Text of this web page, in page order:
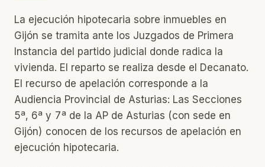
La ejecución hipotecaria sobre inmuebles en
Gijón se tramita ante los Juzgados de Primera
Instancia del partido judicial donde radica la
vivienda. El reparto se realiza desde el Decanato.
El recurso de apelación corresponde a la
Audiencia Provincial de Asturias: Las Secciones
5ª, 6ª y 7ª de la AP de Asturias (con sede en
Gijón) conocen de los recursos de apelación en
ejecución hipotecaria.